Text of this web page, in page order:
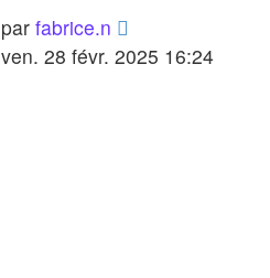
par fabrice.n
ven. 28 févr. 2025 16:24